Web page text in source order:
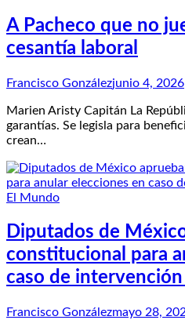
A Pacheco que no
cesantía laboral
Francisco Gonzálezjunio 4, 2026
Marien Aristy Capitán La
garantías. Se legisla para
crean…
El Mundo
Diputados de
constitucional para
caso de
Francisco Gonzálezmayo 28,